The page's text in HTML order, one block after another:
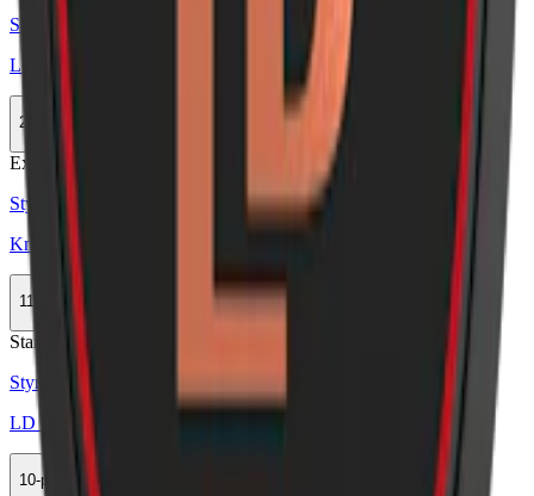
Styrka Normal · Large
LD Vit
20-pack
Extra Stark
Styrka Extra Stark · Large
Knox Ultra Stark White
11-pack
Köp
Stark
Styrka Stark · Large
LD Signum Bergamott Vit Portion Stark
10-pack
279,90 kr